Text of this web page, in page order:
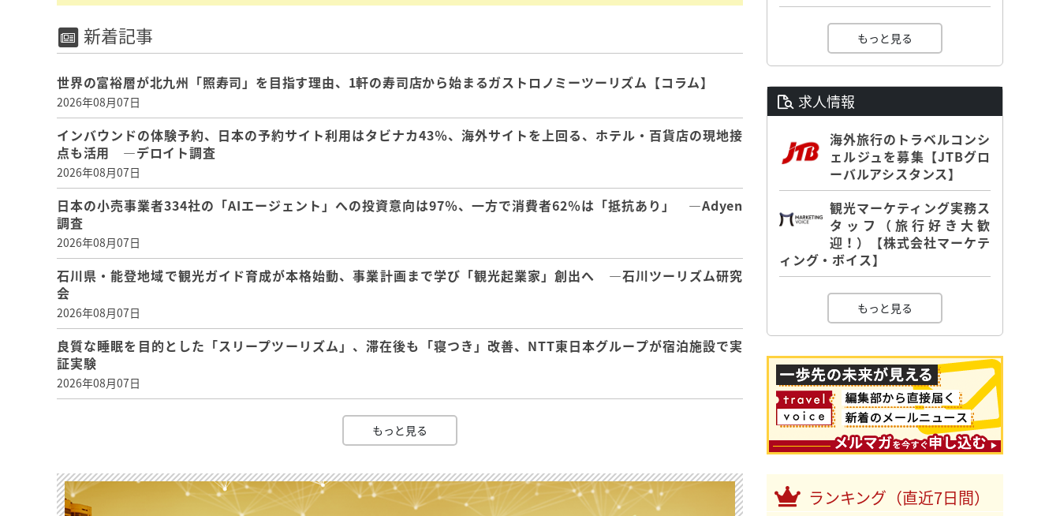
新着記事
世界の富裕層が北九州「照寿司」を目指す理由、1軒の寿司店から始まるガストロノミーツーリズム【コラム】
2026年08月07日
インバウンドの体験予約、日本の予約サイト利用はタビナカ43％、海外サイトを上回る、ホテル・百貨店の現地接
点も活用 ―デロイト調査
2026年08月07日
日本の小売事業者334社の「AIエージェント」への投資意向は97％、一方で消費者62％は「抵抗あり」 ―Adyen
調査
2026年08月07日
石川県・能登地域で観光ガイド育成が本格始動、事業計画まで学び「観光起業家」創出へ ―石川ツーリズム研究
会
2026年08月07日
良質な睡眠を目的とした「スリープツーリズム」、滞在後も「寝つき」改善、NTT東日本グループが宿泊施設で実
証実験
2026年08月07日
もっと見る
もっと見る
求人情報
海外旅行のトラベルコンシ
ェルジュを募集【JTBグロ
ーバルアシスタンス】
観光マーケティング実務ス
タッフ（旅行好き大歓
迎！）【株式会社マーケテ
ィング・ボイス】
もっと見る
ランキング（直近7日間）